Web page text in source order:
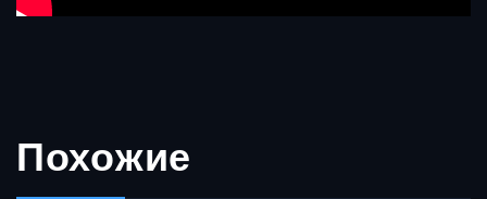
Похожие